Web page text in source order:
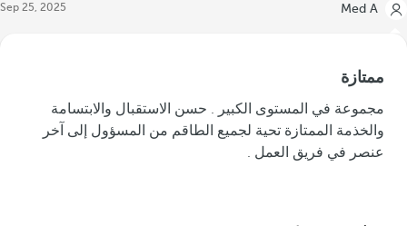
Med A
Sep 25, 2025
ممتازة
مجموعة في المستوى الكبير . حسن الاستقبال والابتسامة
والخذمة الممتازة تحية لجميع الطاقم من المسؤول إلى آخر
عنصر في فريق العمل .